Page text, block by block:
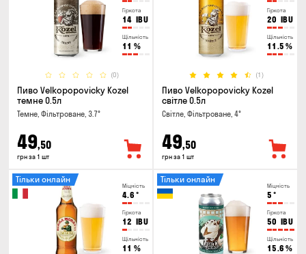
Гіркота
14 IBU
Щільність
11 %
(0)
Пиво Velkopopovicky Kozel
темне 0.5л
Темне, Фільтроване, 3.7°
49,50
грн за 1 шт
Гіркота
20 IBU
Щільність
11.5 %
(1)
Пиво Velkopopovicky Kozel
світле 0.5л
Світле, Фільтроване, 4°
49,50
грн за 1 шт
Міцність
4.6 °
Гіркота
12 IBU
Щільність
11 %
Тільки онлайн
Міцність
5 °
Гіркота
50 IBU
Щільність
15.6 %
Тільки онлайн